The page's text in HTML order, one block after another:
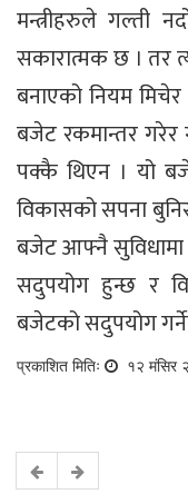
मन्त्रीहरुले गल्ती
सकारात्मक छ । तर
बनाएको नियम
बजेट रकमान्तर गरेर
पक्कै थिएन । यो
विकासको सपना
बजेट आफ्नै
सदुपयोग हुन्छ र
बजेटको सदुपयोग
प्रकाशित मितिः १२ मंसिर